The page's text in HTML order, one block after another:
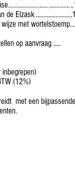
Elzask
met
op aanvraag .....
(12%)
met een bijpassende